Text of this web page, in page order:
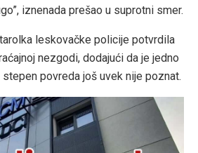
iznenada prešao u suprotni smer.
leskovačke policije potvrdila
nezgodi, dodajući da je jedno
povreda još uvek nije poznat.